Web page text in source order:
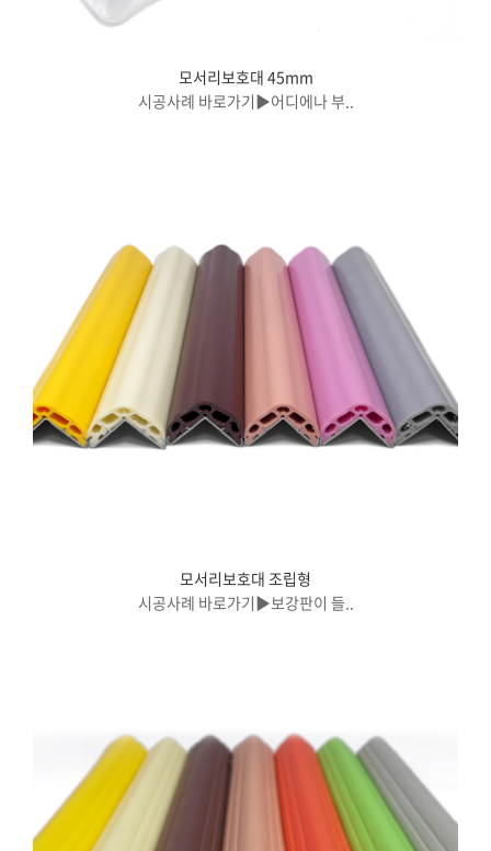
모서리보호대 45mm
시공사례 바로가기▶어디에나 부..
모서리보호대 조립형
시공사례 바로가기▶보강판이 들..